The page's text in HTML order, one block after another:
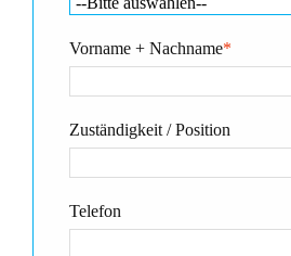
*
Vorname + Nachname
Zuständigkeit / Position
Telefon